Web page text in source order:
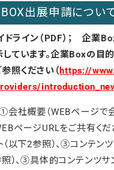
出展申請につい
ライン（PDF）； 企業
ています。企業Boxの目
照ください（https://
会社概要（WEBページで
ページURLをご共有くだ
（以下2参照）、③コンテン
）、③具体的コンテンツサ